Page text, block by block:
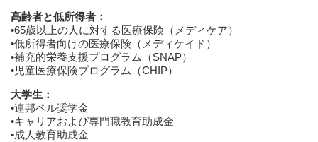
高齢者と低所得者：
•65歳以上の人に対する医療保険（メディケア）
•低所得者向けの医療保険（メディケイド）
•補充的栄養支援プログラム（SNAP）
•児童医療保険プログラム（CHIP）
大学生：
•連邦ペル奨学金
•キャリアおよび専門職教育助成金
•成人教育助成金